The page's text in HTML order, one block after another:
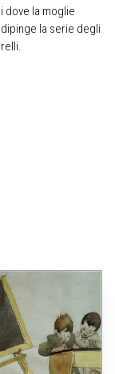
dove la moglie
la serie degli